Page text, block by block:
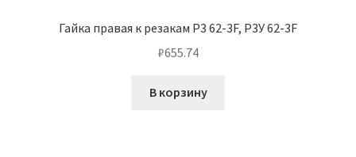
Гайка правая к резакам Р3 62-3F, Р3У 62-3F
₽655.74
В корзину